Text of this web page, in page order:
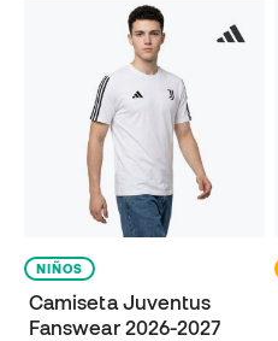
NIÑOS
Camiseta Juventus
Fanswear 2026-2027